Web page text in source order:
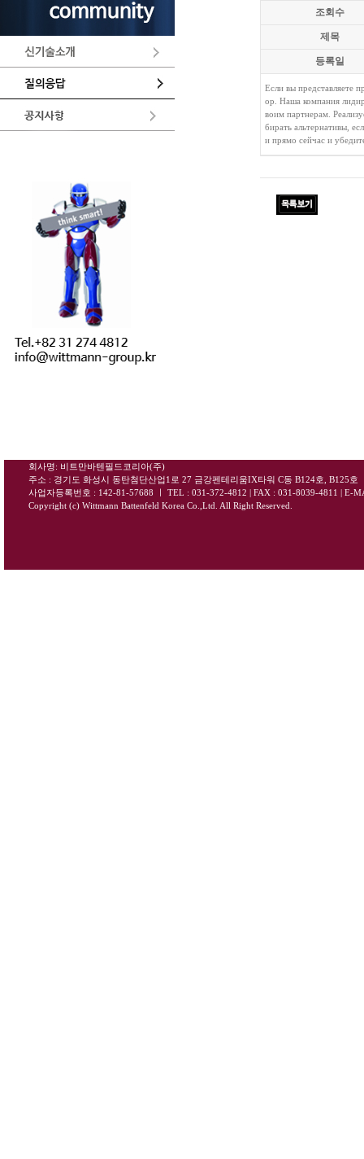
조회수
제목
등록일
Если вы представляете
ор. Наша компания
воим партнерам.
бирать альтернативы,
и прямо сейчас и
회사명: 비트만바텐필드코리아(주)
주소 : 경기도 화성시 동탄첨단산업1로 27 금강펜테리움IX타워 C동 B124호, B125호
사업자등록번호 : 142-81-57688
ㅣ TEL : 031-372-4812 | FAX : 031-8039-4811 | E-
Copyright (c) Wittmann Battenfeld Korea Co.,Ltd. All Right Reserved.